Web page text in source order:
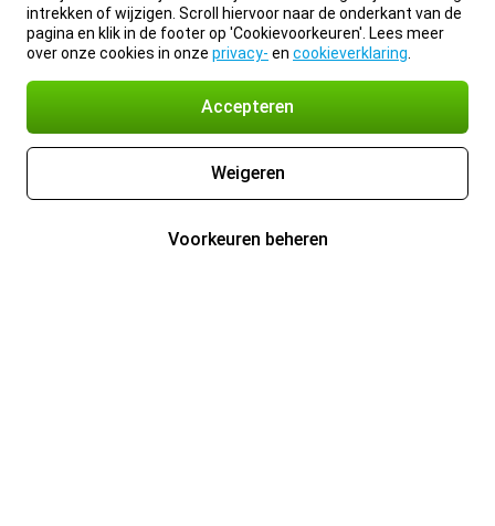
intrekken of wijzigen. Scroll hiervoor naar de onderkant van de
pagina en klik in de footer op 'Cookievoorkeuren'. Lees meer
over onze cookies in onze privacy- en cookieverklaring
Accepteren
Weigeren
Voorkeuren beheren